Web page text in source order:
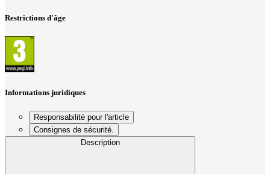
Restrictions d'âge
Informations juridiques
Responsabilité pour l'article
Consignes de sécurité.
Description